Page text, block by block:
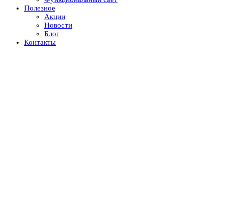
Полезное
Акции
Новости
Блог
Контакты